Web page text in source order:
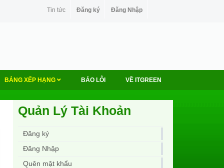
Tin tức Đăng ký Đăng Nhập
BẢNG XẾP HẠNG BÁO LỖI VỀ ITGREEN
Quản Lý Tài Khoản
Đăng ký
Đăng Nhập
Quên mật khẩu